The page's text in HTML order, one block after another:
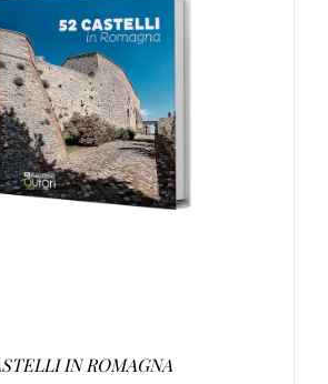
CARRELLO / DETTAGLI
IN ROMAGNA